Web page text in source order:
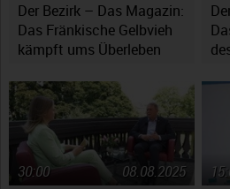
Der Bezirk – Das Magazin:
Das Fränkische Gelbvieh
kämpft ums Überleben
08.08.2025
30:00